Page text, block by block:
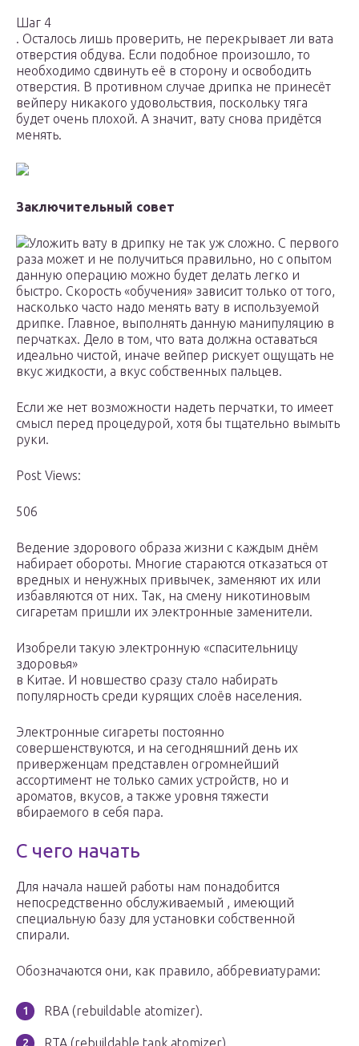
Шаг 4
. Осталось лишь проверить, не перекрывает ли вата
отверстия обдува. Если подобное произошло, то
необходимо сдвинуть её в сторону и освободить
отверстия. В противном случае дрипка не принесёт
вейперу никакого удовольствия, поскольку тяга
будет очень плохой. А значит, вату снова придётся
менять.
Заключительный совет
Уложить вату в дрипку не так уж сложно. С первого
раза может и не получиться правильно, но с опытом
данную операцию можно будет делать легко и
быстро. Скорость «обучения» зависит только от того,
насколько часто надо менять вату в используемой
дрипке. Главное, выполнять данную манипуляцию в
перчатках. Дело в том, что вата должна оставаться
идеально чистой, иначе вейпер рискует ощущать не
вкус жидкости, а вкус собственных пальцев.
Если же нет возможности надеть перчатки, то имеет
смысл перед процедурой, хотя бы тщательно вымыть
руки.
Post Views:
506
Ведение здорового образа жизни с каждым днём
набирает обороты. Многие стараются отказаться от
вредных и ненужных привычек, заменяют их или
избавляются от них. Так, на смену никотиновым
сигаретам пришли их электронные заменители.
Изобрели такую электронную «спасительницу
здоровья»
в Китае. И новшество сразу стало набирать
популярность среди курящих слоёв населения.
Электронные сигареты постоянно
совершенствуются, и на сегодняшний день их
приверженцам представлен огромнейший
ассортимент не только самих устройств, но и
ароматов, вкусов, а также уровня тяжести
вбираемого в себя пара.
С чего начать
Для начала нашей работы нам понадобится
непосредственно обслуживаемый , имеющий
специальную базу для установки собственной
спирали.
Обозначаются они, как правило, аббревиатурами:
RBA (rebuildable atomizer).
RTA (rebuildable tank atomizer).